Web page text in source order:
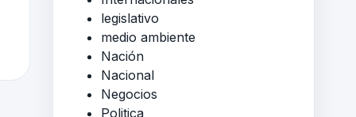
legislativo
medio ambiente
Nación
Nacional
Negocios
Politica